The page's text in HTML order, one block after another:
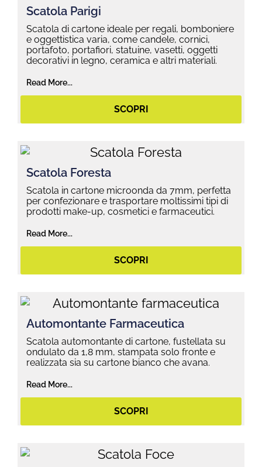
Scatola Parigi
Scatola di cartone ideale per regali, bomboniere
e oggettistica varia, come candele, cornici,
portafoto, portafiori, statuine, vasetti, oggetti
decorativi in legno, ceramica e altri materiali.
Read More...
SCOPRI
Scatola Foresta
Scatola in cartone microonda da 7mm, perfetta
per confezionare e trasportare moltissimi tipi di
prodotti make-up, cosmetici e farmaceutici.
Read More...
SCOPRI
Automontante Farmaceutica
Scatola automontante di cartone, fustellata su
ondulato da 1,8 mm, stampata solo fronte e
realizzata sia su cartone bianco che avana.
Read More...
SCOPRI